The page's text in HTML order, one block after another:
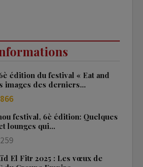
édition du festival « Eat and
images des derniers…
866
festival, 6è édition: Quelques
lounges qui…
259
El Fitr 2025 : Les vœux de